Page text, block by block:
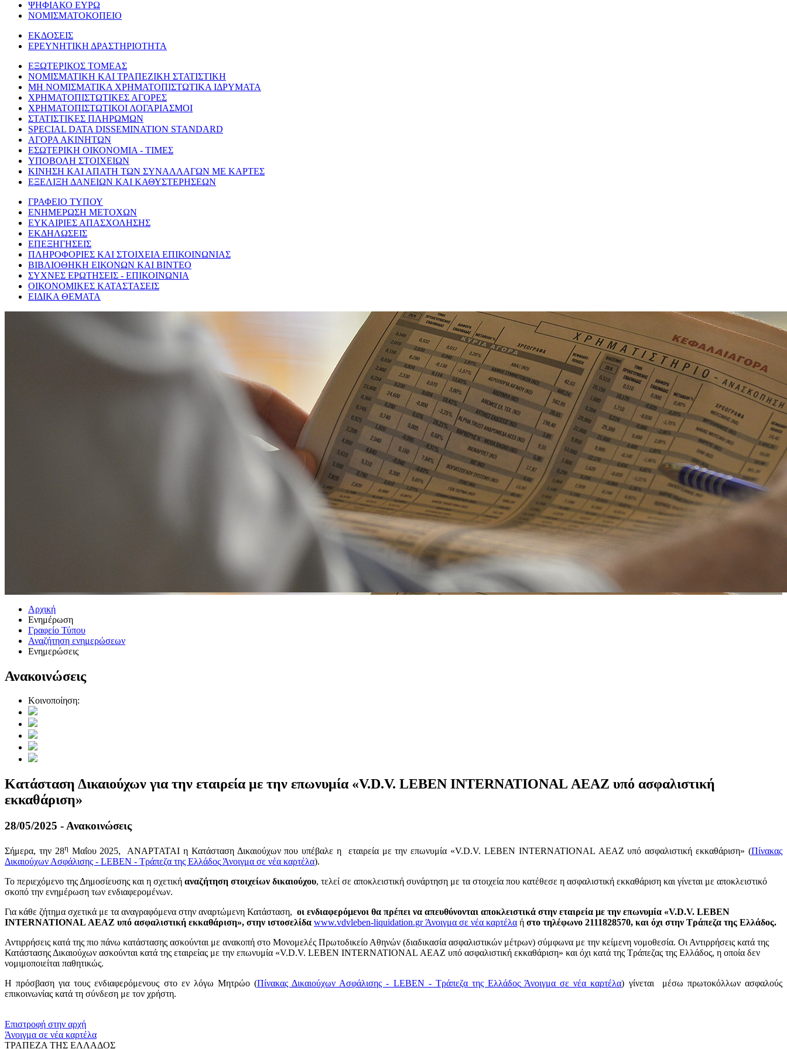
ΨΗΦΙΑΚΟ ΕΥΡΩ
ΝΟΜΙΣΜΑΤΟΚΟΠΕΙΟ
ΕΚΔΟΣΕΙΣ
ΕΡΕΥΝΗΤΙΚΗ ΔΡΑΣΤΗΡΙΟΤΗΤΑ
ΕΞΩΤΕΡΙΚΟΣ ΤΟΜΕΑΣ
ΝΟΜΙΣΜΑΤΙΚΗ ΚΑΙ ΤΡΑΠΕΖΙΚΗ ΣΤΑΤΙΣΤΙΚΗ
ΜΗ ΝΟΜΙΣΜΑΤΙΚΑ ΧΡΗΜΑΤΟΠΙΣΤΩΤΙΚΑ ΙΔΡΥΜΑΤΑ
ΧΡΗΜΑΤΟΠΙΣΤΩΤΙΚΕΣ ΑΓΟΡΕΣ
ΧΡΗΜΑΤΟΠΙΣΤΩΤΙΚΟΙ ΛΟΓΑΡΙΑΣΜΟΙ
ΣΤΑΤΙΣΤΙΚΕΣ ΠΛΗΡΩΜΩΝ
SPECIAL DATA DISSEMINATION STANDARD
ΑΓΟΡΑ ΑΚΙΝΗΤΩΝ
ΕΣΩΤΕΡΙΚΗ ΟΙΚΟΝΟΜΙΑ - ΤΙΜΕΣ
ΥΠΟΒΟΛΗ ΣΤΟΙΧΕΙΩΝ
ΚΙΝΗΣΗ ΚΑΙ ΑΠΑΤΗ ΤΩΝ ΣΥΝΑΛΛΑΓΩΝ ΜΕ ΚΑΡΤΕΣ
ΕΞΕΛΙΞΗ ΔΑΝΕΙΩΝ ΚΑΙ ΚΑΘΥΣΤΕΡΗΣΕΩΝ
ΓΡΑΦΕΙΟ ΤΥΠΟΥ
ΕΝΗΜΕΡΩΣΗ ΜΕΤΟΧΩΝ
ΕΥΚΑΙΡΙΕΣ ΑΠΑΣΧΟΛΗΣΗΣ
ΕΚΔΗΛΩΣΕΙΣ
ΕΠΕΞΗΓΗΣΕΙΣ
ΠΛΗΡΟΦΟΡΙΕΣ ΚΑΙ ΣΤΟΙΧΕΙΑ ΕΠΙΚΟΙΝΩΝΙΑΣ
ΒΙΒΛΙΟΘΗΚΗ ΕΙΚΟΝΩΝ ΚΑΙ ΒΙΝΤΕΟ
ΣΥΧΝΕΣ ΕΡΩΤΗΣΕΙΣ - ΕΠΙΚΟΙΝΩΝΙΑ
ΟΙΚΟΝΟΜΙΚΕΣ ΚΑΤΑΣΤΑΣΕΙΣ
ΕΙΔΙΚΑ ΘΕΜΑΤΑ
Αρχική
Ενημέρωση
Γραφείο Τύπου
Αναζήτηση ενημερώσεων
Ενημερώσεις
Ανακοινώσεις
Κοινοποίηση:
Κατάσταση Δικαιούχων για την εταιρεία με την επωνυμία «V.D.V. LEBEN INTERNATIONAL ΑΕΑΖ υπό ασφαλιστική
εκκαθάριση»
28/05/2025 - Ανακοινώσεις
Σήμερα, την 28η Μαΐου 2025, ΑΝΑΡΤΑΤΑΙ η Κατάσταση Δικαιούχων που υπέβαλε η εταιρεία με την επωνυμία «V.D.V. LEBEN INTERNATIONAL ΑΕΑΖ υπό ασφαλιστική εκκαθάριση» (Πίνακας
Δικαιούχων Ασφάλισης - LEBEN - Τράπεζα της Ελλάδος Άνοιγμα σε νέα καρτέλα).
Το περιεχόμενο της Δημοσίευσης και η σχετική αναζήτηση στοιχείων δικαιούχου, τελεί σε αποκλειστική συνάρτηση με τα στοιχεία που κατέθεσε η ασφαλιστική εκκαθάριση και γίνεται με αποκλειστικό
σκοπό την ενημέρωση των ενδιαφερομένων.
Για κάθε ζήτημα σχετικά με τα αναγραφόμενα στην αναρτώμενη Κατάσταση, οι ενδιαφερόμενοι θα πρέπει να απευθύνονται αποκλειστικά στην εταιρεία με την επωνυμία «V.D.V. LEBEN
INTERNATIONAL ΑΕΑΖ υπό ασφαλιστική εκκαθάριση», στην ιστοσελίδα www.vdvleben-liquidation.grΆνοιγμα σε νέα καρτέλα ή στο τηλέφωνο 2111828570, και όχι στην Τράπεζα της Ελλάδος.
Αντιρρήσεις κατά της πιο πάνω κατάστασης ασκούνται με ανακοπή στο Μονομελές Πρωτοδικείο Αθηνών (διαδικασία ασφαλιστικών μέτρων) σύμφωνα με την κείμενη νομοθεσία. Οι Αντιρρήσεις κατά της
Κατάστασης Δικαιούχων ασκούνται κατά της εταιρείας με την επωνυμία «V.D.V. LEBEN INTERNATIONAL ΑΕΑΖ υπό ασφαλιστική εκκαθάριση» και όχι κατά της Τράπεζας της Ελλάδος, η οποία δεν
νομιμοποιείται παθητικώς.
Η πρόσβαση για τους ενδιαφερόμενους στο εν λόγω Μητρώο (Πίνακας Δικαιούχων Ασφάλισης - LEBEN - Τράπεζα της ΕλλάδοςΆνοιγμα σε νέα καρτέλα) γίνεται μέσω πρωτοκόλλων ασφαλούς
επικοινωνίας κατά τη σύνδεση με τον χρήστη.
Επιστροφή στην αρχή
Άνοιγμα σε νέα καρτέλα
ΤΡΑΠΕΖΑ ΤΗΣ ΕΛΛΑΔΟΣ